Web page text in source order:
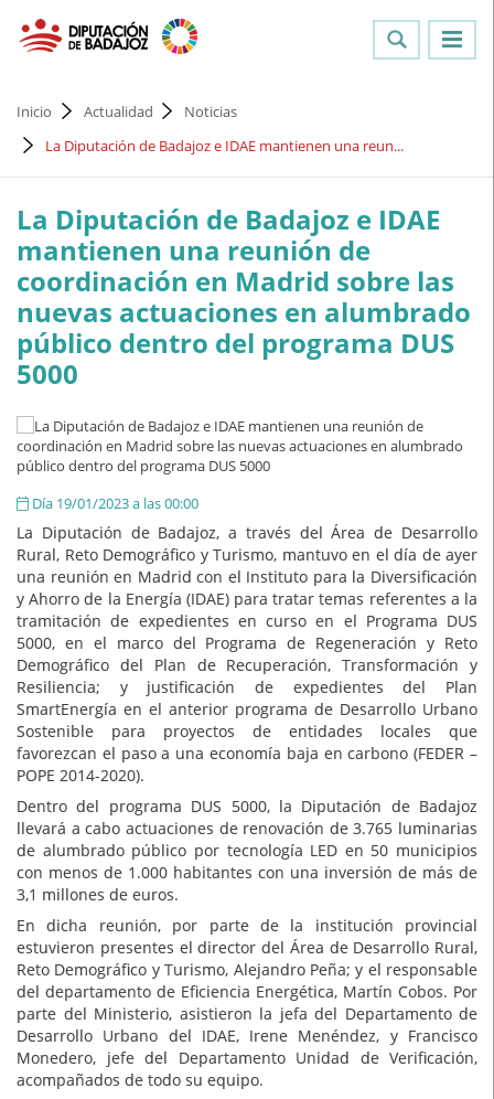
Inicio Actualidad
Noticias
La Diputación de Badajoz e IDAE mantienen una reun...
La Diputación de Badajoz e IDAE
mantienen una reunión de
coordinación en Madrid sobre las
nuevas actuaciones en alumbrado
público dentro del programa DUS
5000
Día 19/01/2023 a las 00:00
La Diputación de Badajoz, a través del Área de Desarrollo
Rural, Reto Demográfico y Turismo, mantuvo en el día de ayer
una reunión en Madrid con el Instituto para la Diversificación
y Ahorro de la Energía (IDAE) para tratar temas referentes a la
tramitación de expedientes en curso en el Programa DUS
5000, en el marco del Programa de Regeneración y Reto
Demográfico del Plan de Recuperación, Transformación y
Resiliencia; y justificación de expedientes del Plan
SmartEnergía en el anterior programa de Desarrollo Urbano
Sostenible para proyectos de entidades locales que
favorezcan el paso a una economía baja en carbono (FEDER –
POPE 2014-2020).
Dentro del programa DUS 5000, la Diputación de Badajoz
llevará a cabo actuaciones de renovación de 3.765 luminarias
de alumbrado público por tecnología LED en 50 municipios
con menos de 1.000 habitantes con una inversión de más de
3,1 millones de euros.
En dicha reunión, por parte de la institución provincial
estuvieron presentes el director del Área de Desarrollo Rural,
Reto Demográfico y Turismo, Alejandro Peña; y el responsable
del departamento de Eficiencia Energética, Martín Cobos. Por
parte del Ministerio, asistieron la jefa del Departamento de
Desarrollo Urbano del IDAE, Irene Menéndez, y Francisco
Monedero, jefe del Departamento Unidad de Verificación,
acompañados de todo su equipo.